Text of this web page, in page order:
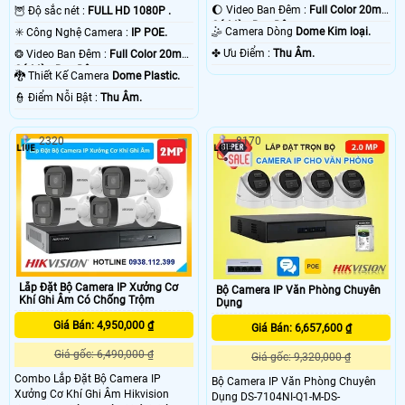
🦉 Độ sắc nét : FULL HD 1080P .
✳️ Công Nghệ Camera : IP POE.
❂ Video Ban Đêm : Full Color 20m
Có Màu Ban Ðêm.
🐉️ Thiết Kế Camera Dome Plastic.
️👮 Điểm Nỗi Bật : Thu Âm.
🌔 Video Ban Đêm : Full Color 20m
Có Màu Ban Ðêm.
🤹 Camera Dòng Dome Kim loại.
️✤ Ưu Điểm :Thu Âm.
Lắp Đặt Bộ Camera IP Xưởng Cơ
Khí Ghi Âm Có Chống Trộm
Giá Bán: 4,950,000 ₫
Giá gốc: 6,490,000 ₫
Combo Lắp Đặt Bộ Camera IP
Xưởng Cơ Khí Ghi Âm Hikvision
2320
Bộ Camera IP Văn Phòng Chuyên
Dụng
Giá Bán: 6,657,600 ₫
Giá gốc: 9,320,000 ₫
Bộ Camera IP Văn Phòng Chuyên
Dụng DS-7104NI-Q1-M-DS-
8170